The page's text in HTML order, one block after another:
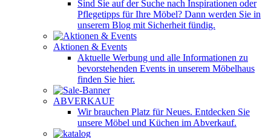
Sind Sie auf der Suche nach Inspirationen oder
Pflegetipps für Ihre Möbel? Dann werden Sie in
unserem Blog mit Sicherheit fündig.
Aktionen & Events
Aktuelle Werbung und alle Informationen zu
bevorstehenden Events in unserem Möbelhaus
finden Sie hier.
ABVERKAUF
Wir brauchen Platz für Neues. Entdecken Sie
unsere Möbel und Küchen im Abverkauf.